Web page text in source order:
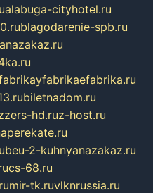
alabuga-cityhotel.ru
blagodarenie-spb.ru
biletnadom.ru
hd.ruz-host.ru
2-kuhnyanazakaz.ru
cs-68.ru
mir-tk.ruvlknrussia.ru